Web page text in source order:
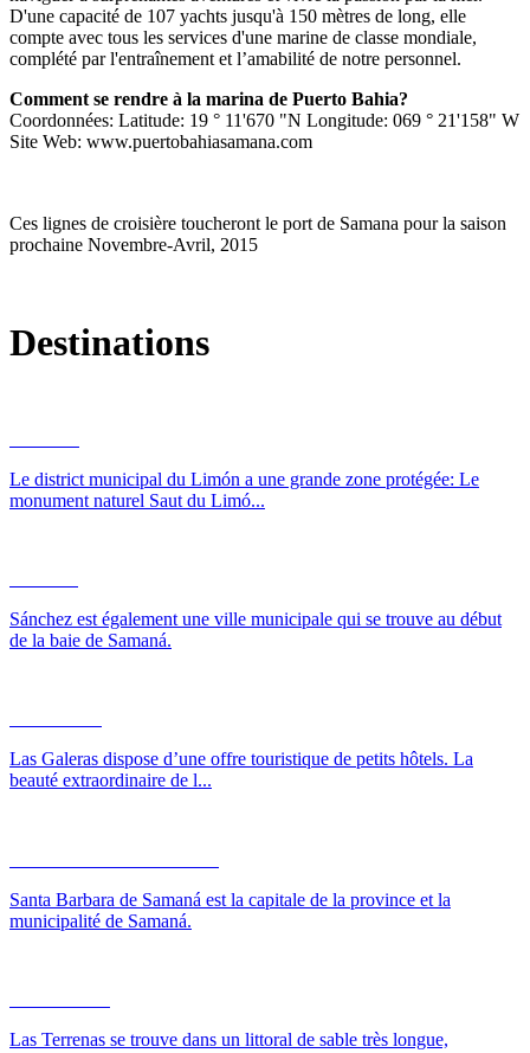
D'une capacité de 107 yachts jusqu'à 150 mètres de long, elle
compte avec tous les services d'une marine de classe mondiale,
complété par l'entraînement et l’amabilité de notre personnel.
Comment se rendre à la marina de Puerto Bahia?
Coordonnées: Latitude: 19 ° 11'670 "N Longitude: 069 ° 21'158" W
Site Web: www.puertobahiasamana.com
Ces lignes de croisière toucheront le port de Samana pour la saison
prochaine Novembre-Avril, 2015
Destinations
Le district municipal du Limón a une grande zone protégée: Le
monument naturel Saut du Limó...
Sánchez est également une ville municipale qui se trouve au début
de la baie de Samaná.
Las Galeras dispose d’une offre touristique de petits hôtels. La
beauté extraordinaire de l...
Santa Barbara de Samaná est la capitale de la province et la
municipalité de Samaná.
Las Terrenas se trouve dans un littoral de sable très longue,